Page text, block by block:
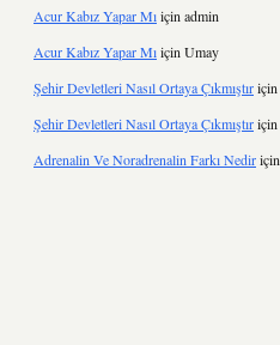
Acur Kabız Yapar Mıiçin admin
Acur Kabız Yapar Mıiçin Umay
Şehir Devletleri Nasıl Ortaya Çıkmıştıriçin
Şehir Devletleri Nasıl Ortaya Çıkmıştıriçin
Adrenalin Ve Noradrenalin Farkı Nediriçin